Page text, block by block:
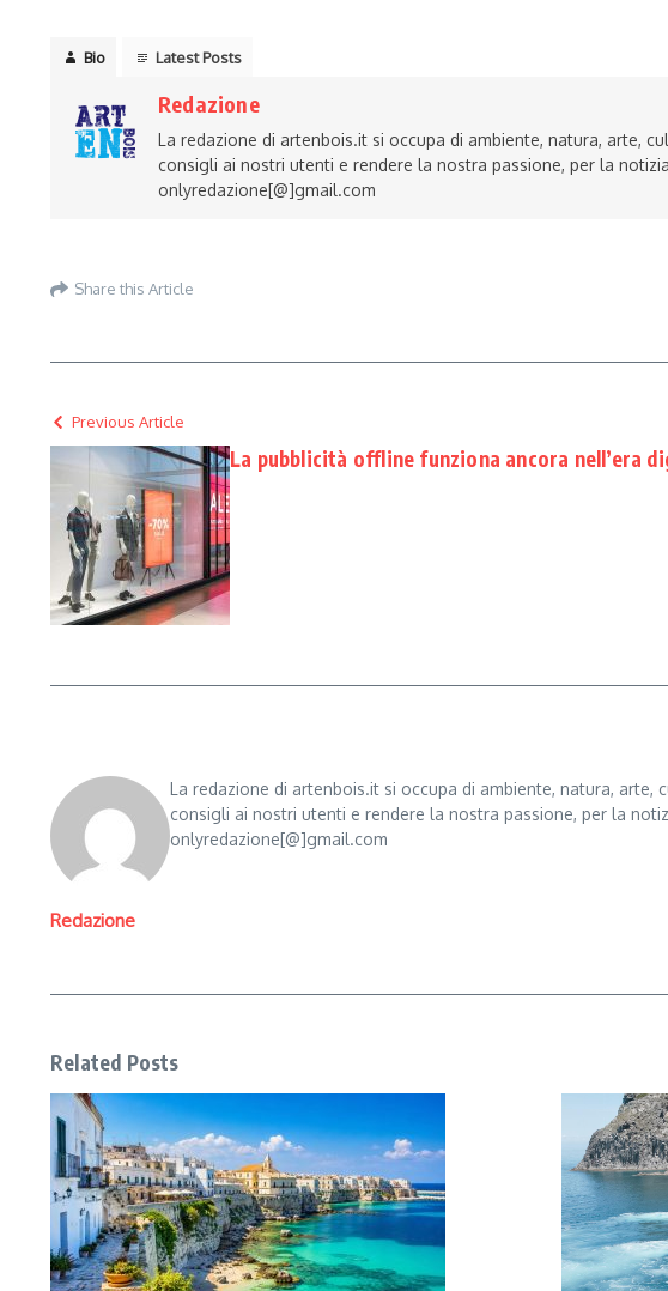
Bio Latest Posts
Redazione
La redazione di artenbois.it si occupa di ambiente, natura, arte,
consigli ai nostri utenti e rendere la nostra passione, per la
onlyredazione[@]gmail.com
Share this Article
Previous Article
La pubblicità offline funziona ancora nell’era
Redazione
La redazione di artenbois.it si occupa di ambiente, natura,
consigli ai nostri utenti e rendere la nostra passione, per la
onlyredazione[@]gmail.com
Related Posts